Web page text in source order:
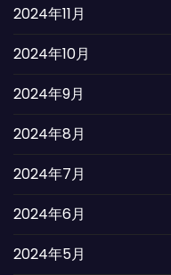
2024年11月
2024年10月
2024年9月
2024年8月
2024年7月
2024年6月
2024年5月